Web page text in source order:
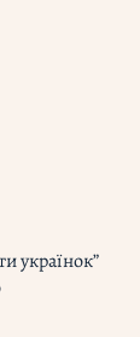
українок”